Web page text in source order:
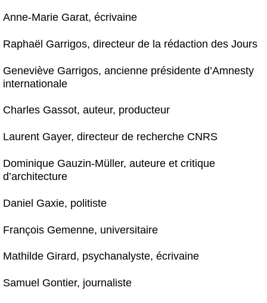
Anne-Marie Garat, écrivaine
Raphaël Garrigos, directeur de la rédaction des Jours
Geneviève Garrigos, ancienne présidente d’Amnesty
internationale
Charles Gassot, auteur, producteur
Laurent Gayer, directeur de recherche CNRS
Dominique Gauzin-Müller, auteure et critique
d’architecture
Daniel Gaxie, politiste
François Gemenne, universitaire
Mathilde Girard, psychanalyste, écrivaine
Samuel Gontier, journaliste